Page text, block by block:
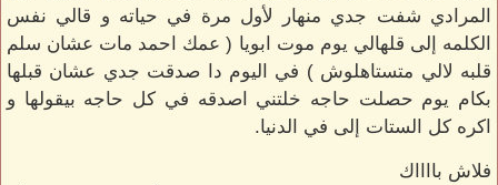
المرادي شفت جدي منهار لأول مرة في حياته و قالي نفس
الكلمه إلى قلهالي يوم موت ابويا ( عمك احمد مات عشان سلم
قلبه لالي متستاهلوش ) في اليوم دا صدقت جدي عشان قبلها
بكام يوم حصلت حاجه خلتني اصدقه في كل حاجه بيقولها و
اكره كل الستات إلى في الدنيا.
فلاش بااااك